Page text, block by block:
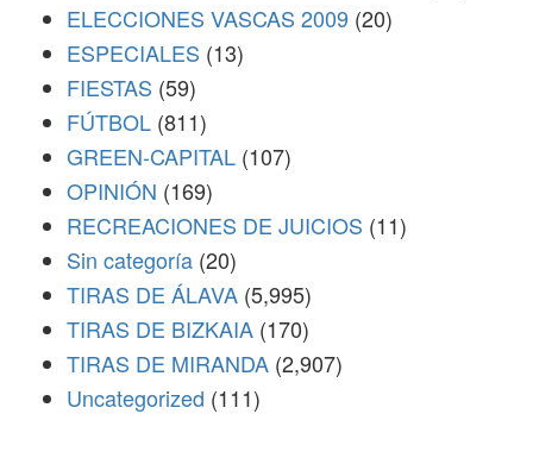
ELECCIONES VASCAS 2009 (20)
ESPECIALES (13)
FIESTAS (59)
FÚTBOL (811)
GREEN-CAPITAL (107)
OPINIÓN (169)
RECREACIONES DE JUICIOS (11)
Sin categoría (20)
TIRAS DE ÁLAVA (5,995)
TIRAS DE BIZKAIA (170)
TIRAS DE MIRANDA (2,907)
Uncategorized (111)